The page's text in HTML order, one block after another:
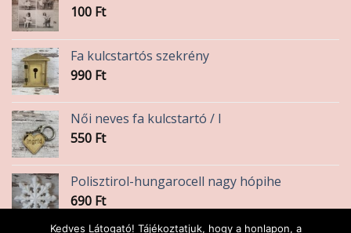
100 Ft
Fa kulcstartós szekrény
990 Ft
Női neves fa kulcstartó / I
550 Ft
Polisztirol-hungarocell nagy hópihe
690 Ft
Kedves Látogató! Tájékoztatjuk, hogy a honlapon, a